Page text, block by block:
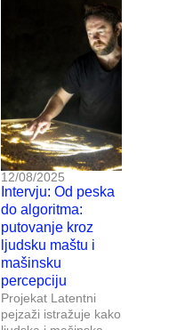
12/08/2025
Intervju: Od peska
do algoritma:
putovanje kroz
ljudsku maštu i
mašinsku
percepciju
Projekat Latentni
pejzaži istražuje kako